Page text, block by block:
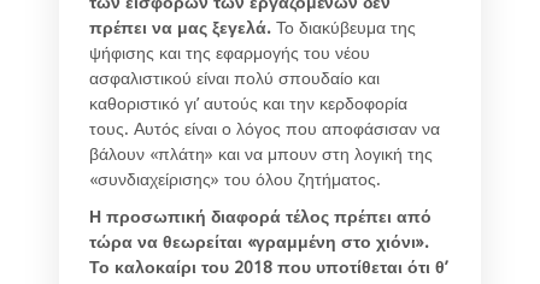
πρέπει να μας ξεγελά. Το διακύβευμα της
ψήφισης και της εφαρμογής του νέου
ασφαλιστικού είναι πολύ σπουδαίο και
καθοριστικό γι’ αυτούς και την κερδοφορία
τους. Αυτός είναι ο λόγος που αποφάσισαν να
βάλουν «πλάτη» και να μπουν στη λογική της
«συνδιαχείρισης» του όλου ζητήματος.
Η προσωπική διαφορά τέλος πρέπει από
τώρα να θεωρείται «γραμμένη στο χιόνι».
Το καλοκαίρι του 2018 που υποτίθεται ότι θ’